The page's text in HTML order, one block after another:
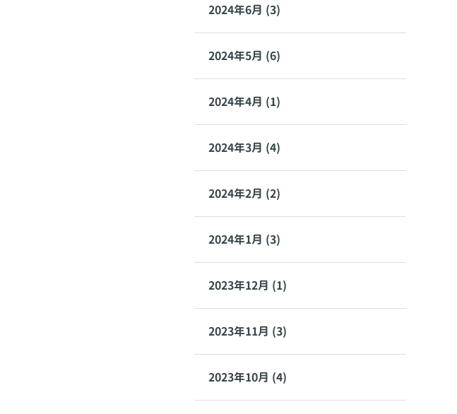
2024年6月 (3)
2024年5月 (6)
2024年4月 (1)
2024年3月 (4)
2024年2月 (2)
2024年1月 (3)
2023年12月 (1)
2023年11月 (3)
2023年10月 (4)